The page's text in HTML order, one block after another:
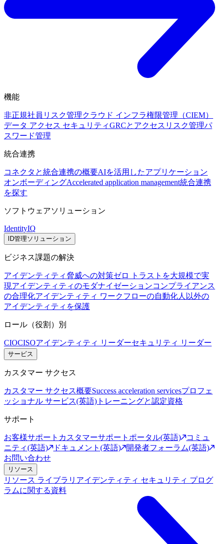
機能
非正規社員リスク管理クラウド インフラ権限管理（CIEM）
データ アクセス セキュリティGRCとアクセスリスク管理パ
スワード管理
統合連携
コネクタと統合連携の概要AIを活用したアプリケーション
オンボーディングAccelerated application management統合連携
を探す
ソフトウェアソリューション
IdentityIQ
ID管理ソリューション
ビジネス課題の解決
アイデンティティ脅威への対策ゼロ トラストを大規模で実
現アイデンティティのモダナイゼーションコンプライアンス
の合理化アイデンティティ ワークフローの自動化人以外の
アイデンティティを保護
ロール（役割）別
CIOCISOアイデンティティ リーダーセキュリティ リーダー
サービス
カスタマー サクセス
カスタマー サクセス概要Success acceleration servicesプロフェ
ッショナル サービス(英語) トレーニングと認定資格
サポート
お客様サポート カスタマーサポートポータル(英語)
コミュ
ニティ(英語)
ドキュメント(英語)
開発者フォーラム(英語)
お問い合わせ
リソース
リソース ライブラリ アイデンティティ セキュリティ プログ
ラムに関する資料